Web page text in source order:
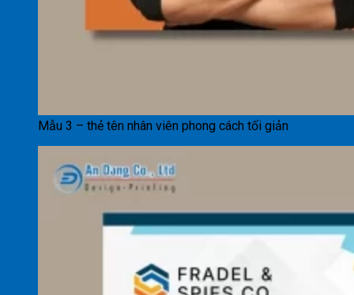
Mẫu 3 – thẻ tên nhân viên phong cách tối giản